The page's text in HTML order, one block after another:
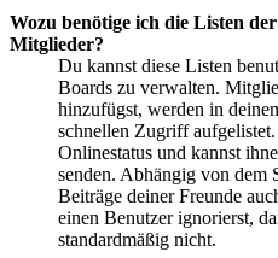
Wozu benötige ich die Listen
Mitglieder?
Du kannst diese Listen
Boards zu verwalten.
hinzufügst, werden in
schnellen Zugriff
Onlinestatus und kannst
senden. Abhängig von dem
Beiträge deiner Freunde
einen Benutzer ignorierst,
standardmäßig nicht.